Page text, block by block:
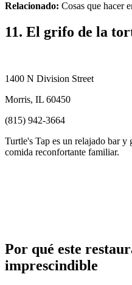
Relacionado: Cosas que hacer
11. El grifo de la
1400 N Division Street
Morris, IL 60450
(815) 942-3664
Turtle's Tap es un relajado bar
comida reconfortante familiar.
Por qué este
imprescindible